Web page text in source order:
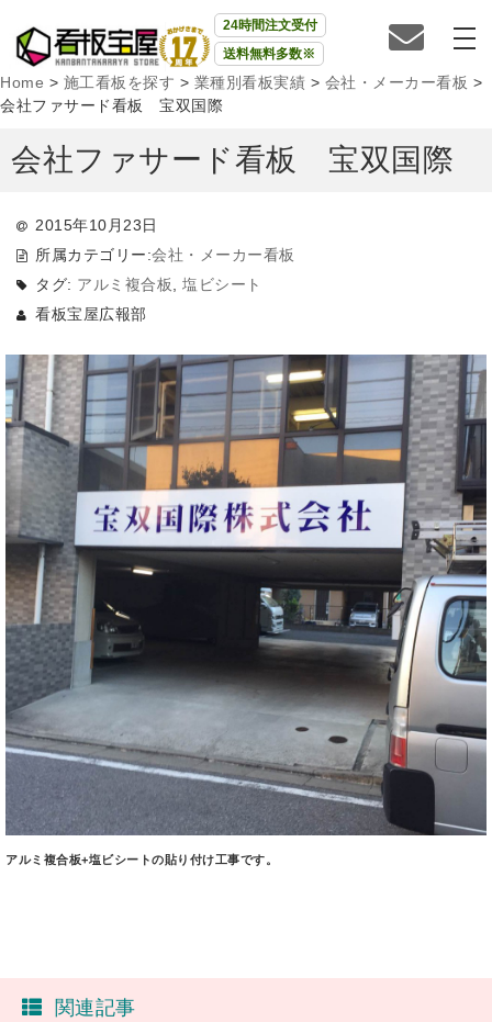
24時間注文受付
送料無料多数※
Home > 施工看板を探す > 業種別看板実績 > 会社・メーカー看板 >
会社ファサード看板 宝双国際
会社ファサード看板 宝双国際
2015年10月23日
所属カテゴリー:会社・メーカー看板
タグ: アルミ複合板 ,塩ビシート
看板宝屋広報部
アルミ複合板+塩ビシートの貼り付け工事です。
関連記事